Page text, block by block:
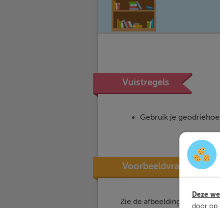
Vuistregels
Gebruik je
Voorbeeldvraag
Zie de afbeelding met
Deze
door op